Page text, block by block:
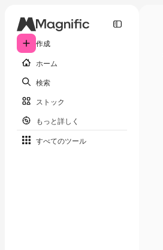
作成
ホーム
検索
ストック
もっと詳しく
すべてのツール